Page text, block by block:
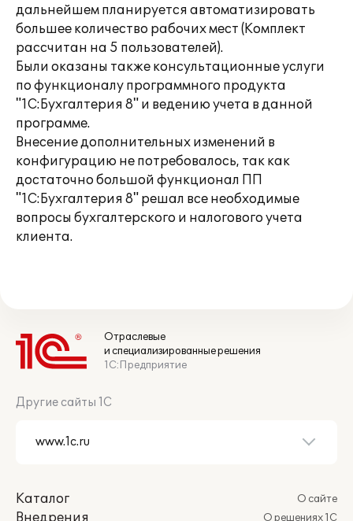
дальнейшем планируется автоматизировать
большее количество рабочих мест (Комплект
рассчитан на 5 пользователей).
Были оказаны также консультационные услуги
по функционалу программного продукта
"1С:Бухгалтерия 8" и ведению учета в данной
программе.
Внесение дополнительных изменений в
конфигурацию не потребовалось, так как
достаточно большой функционал ПП
"1С:Бухгалтерия 8" решал все необходимые
вопросы бухгалтерского и налогового учета
клиента.
Отраслевые
и специализированные решения
1С:Предприятие
Другие сайты 1С
Каталог
Внедрения
О сайте
О решениях 1С